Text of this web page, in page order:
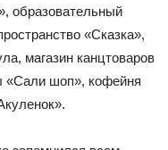
образовательный
«Сказка»,
магазин канцтоваров
«Сали шоп», кофейня